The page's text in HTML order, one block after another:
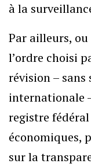
à la
Par ailleurs,
l’ordre choisi
révision – sans
internationale
registre
économiques,
sur la